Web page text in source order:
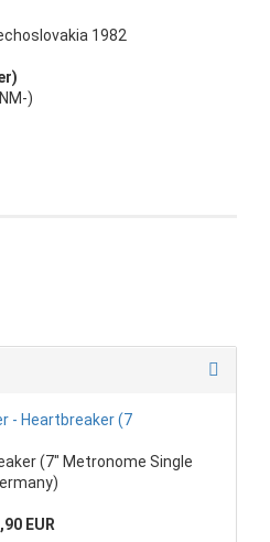
1982
)
(7" Metronome Single
EUR